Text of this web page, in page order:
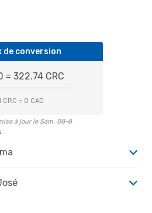
de conversion
= 322.74 CRC
CRC = 0 CAD
à jour le Sam. 08-8